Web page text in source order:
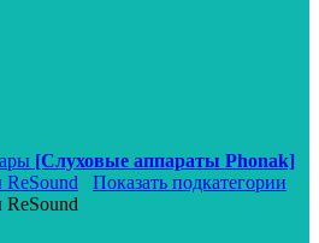
[Слуховые аппараты Phonak]
Показать подкатегории